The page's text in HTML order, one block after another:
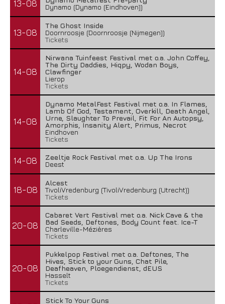
13-08
Dynamo (Dynamo (Eindhoven))
13-08
The Ghost Inside
Doornroosje (Doornroosje (Nijmegen))
Tickets
14-08
Nirwana Tuinfeest Festival met o.a. John Coffey,
The Dirty Daddies, Hiqpy, Wodan Boys,
Clawfinger
Lierop
Tickets
14-08
Dynamo MetalFest Festival met o.a. In Flames,
Lamb Of God, Testament, Overkill, Death Angel,
Urne, Slaughter To Prevail, Fit For An Autopsy,
Amorphis, Insanity Alert, Primus, Necrot
Eindhoven
Tickets
14-08
Zeeltje Rock Festival met o.a. Up The Irons
Deest
18-08
Alcest
TivoliVredenburg (TivoliVredenburg (Utrecht))
Tickets
20-08
Cabaret Vert Festival met o.a. Nick Cave & the
Bad Seeds, Deftones, Body Count feat. Ice-T
Charleville-Mézières
Tickets
20-08
Pukkelpop Festival met o.a. Deftones, The
Hives, Stick to your Guns, Chat Pile,
Deafheaven, Ploegendienst, dEUS
Hasselt
Tickets
Stick To Your Guns